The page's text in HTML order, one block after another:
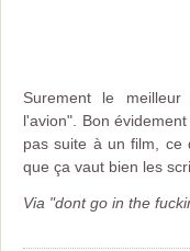
Surement le
l'avion". Bon
pas suite à un film, ce
que ça vaut bien les
Via "dont go in the